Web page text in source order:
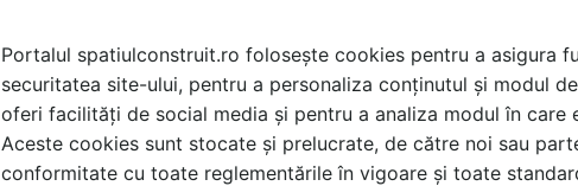
Portalul spatiulconstruit.ro folosește cookies pentru a asigura
securitatea site-ului, pentru a personaliza conținutul și modul
oferi facilități de social media și pentru a analiza modul în care
Aceste cookies sunt stocate și prelucrate, de către noi sau
conformitate cu toate reglementările în vigoare și toate